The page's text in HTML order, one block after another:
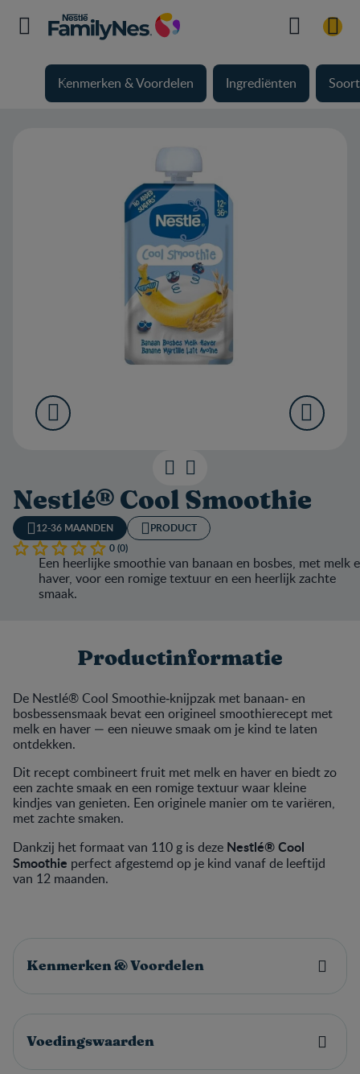
Kenmerken & Voordelen Ingrediënten
Nestlé® Cool Smoothie
12-36 MAANDEN
PRODUCT
0 (0)
Een heerlijke smoothie van banaan en bosbes, met melk
haver, voor een romige textuur en een heerlijk zachte
smaak.
Productinformatie
De Nestlé® Cool Smoothie‑knijpzak met banaan‑ en
bosbessensmaak bevat een origineel smoothierecept met
melk en haver — een nieuwe smaak om je kind te laten
ontdekken.
Dit recept combineert fruit met melk en haver en biedt zo
een zachte smaak en een romige textuur waar kleine
kindjes van genieten. Een originele manier om te variëren,
met zachte smaken.
Dankzij het formaat van 110 g is deze Nestlé® Cool
Smoothie perfect afgestemd op je kind vanaf de leeftijd
van 12 maanden.
Kenmerken & Voordelen
Voedingswaarden